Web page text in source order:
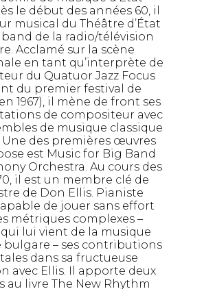
le début des années 60, il
musical du Théâtre d’État
de la radio/télévision
Acclamé sur la scène
en tant qu’interprète de
du Quatuor Jazz Focus
du premier festival de
1967), il mène de front ses
de compositeur avec
de musique classique
Une des premières œuvres
est Music for Big Band
Orchestra. Au cours des
il est un membre clé de
de Don Ellis. Pianiste
de jouer sans effort
métriques complexes –
lui vient de la musique
– ses contributions
dans sa fructueuse
avec Ellis. Il apporte deux
au livre The New Rhythm